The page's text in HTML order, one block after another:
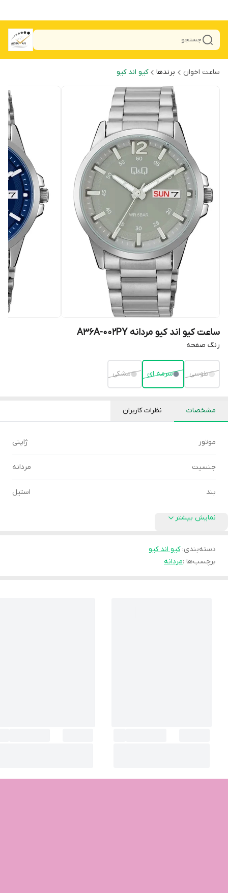
جستجو
ساعت اخوان برندها کیو اند کیو
ساعت کیو اند کیو مردانه A36A-002PY
رنگ صفحه
طوسی سرمه ای مشکی
مشخصات نظرات کاربران
موتور ژاپنی
جنسیت مردانه
بند استیل
نمایش بیشتر
دسته‌بندی:کیو اند کیو
برچسب‌ها :مردانه